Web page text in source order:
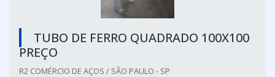
TUBO DE FERRO QUADRADO 100X100
PREÇO
R2 COMÉRCIO DE AÇOS / SÃO PAULO - SP